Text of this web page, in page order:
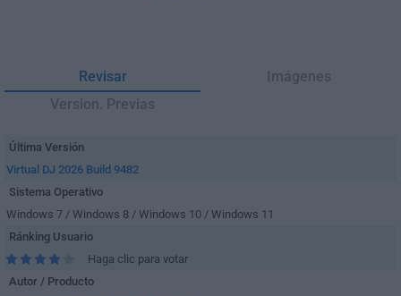
Revisar
Imágenes
Version. Previas
Última Versión
Virtual DJ 2026 Build 9482
Sistema Operativo
Windows 7 / Windows 8 / Windows 10 / Windows 11
Ránking Usuario
Haga clic para votar
Autor / Producto